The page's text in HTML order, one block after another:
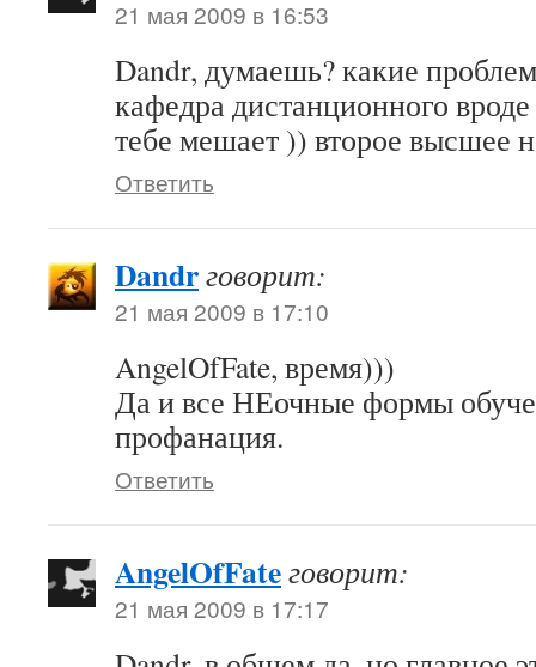
21 мая 2009 в 16:53
Dandr, думаешь? какие
кафедра дистанционного
тебе мешает )) второе высшее
Ответить
Dandrговорит:
21 мая 2009 в 17:10
AngelOfFate, время)))
Да и все НЕочные формы
профанация.
Ответить
AngelOfFateговорит:
21 мая 2009 в 17:17